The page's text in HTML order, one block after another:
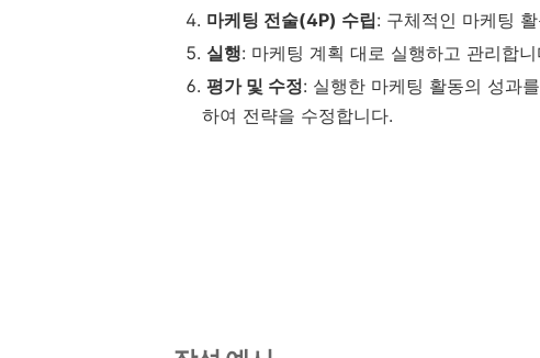
마케팅 전술(4P) 수립: 구체적인 마케팅
실행: 마케팅 계획 대로 실행하고 관리합
평가 및 수정: 실행한 마케팅 활동의 성과
하여 전략을 수정합니다.